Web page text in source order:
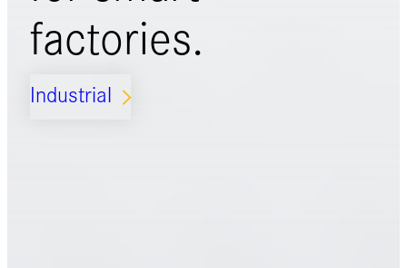
factories.
Industrial ARROW_FORWARD_IOS